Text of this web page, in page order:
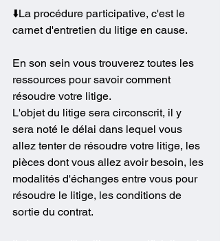
⬇️La procédure participative, c'est le
carnet d'entretien du litige en cause.
En son sein vous trouverez toutes les
ressources pour savoir comment
résoudre votre litige.
L'objet du litige sera circonscrit, il y
sera noté le délai dans lequel vous
allez tenter de résoudre votre litige, les
pièces dont vous allez avoir besoin, les
modalités d'échanges entre vous pour
résoudre le litige, les conditions de
sortie du contrat.